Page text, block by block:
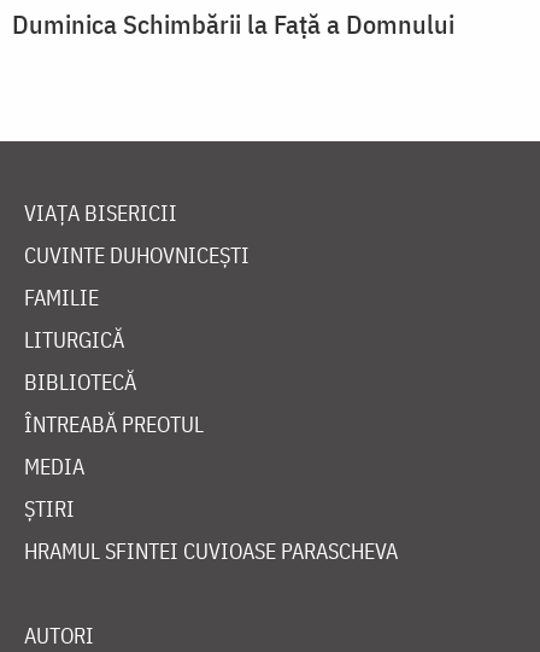
Duminica Schimbării la Față a Domnului
VIAȚA BISERICII
CUVINTE DUHOVNICEȘTI
FAMILIE
LITURGICĂ
BIBLIOTECĂ
ÎNTREABĂ PREOTUL
MEDIA
ȘTIRI
HRAMUL SFINTEI CUVIOASE PARASCHEVA
AUTORI